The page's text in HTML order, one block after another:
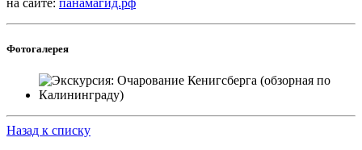
Фотогалерея
Назад к списку